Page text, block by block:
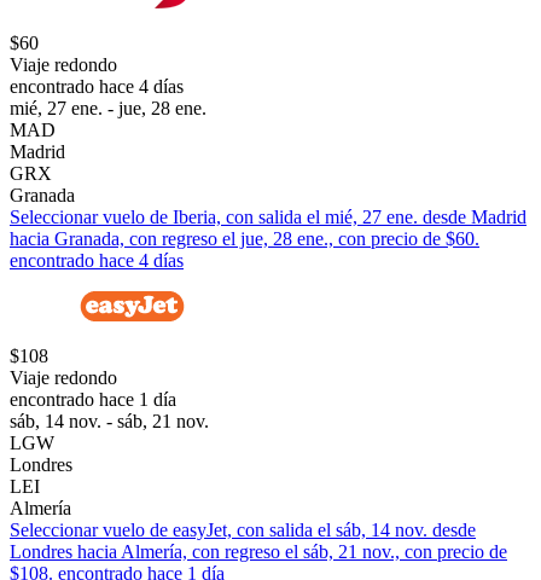
$60
Viaje redondo
encontrado hace 4 días
mié, 27 ene. - jue, 28 ene.
MAD
Madrid
GRX
Granada
Seleccionar vuelo de Iberia, con salida el mié, 27 ene. desde Madrid
hacia Granada, con regreso el jue, 28 ene., con precio de $60.
encontrado hace 4 días
$108
Viaje redondo
encontrado hace 1 día
sáb, 14 nov. - sáb, 21 nov.
LGW
Londres
LEI
Almería
Seleccionar vuelo de easyJet, con salida el sáb, 14 nov. desde
Londres hacia Almería, con regreso el sáb, 21 nov., con precio de
$108. encontrado hace 1 día